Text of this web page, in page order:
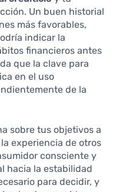
Un buen historial
más favorables,
indicar la
financieros antes
que la clave para
en el uso
de la
sobre tus objetivos a
experiencia de otros
consciente y
hacia la estabilidad
para decidir, y